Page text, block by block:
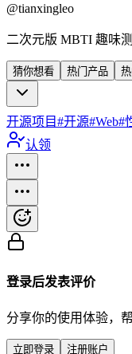
@tianxingleo
二次元版 MBTI 趣味
猜你想看 热门产品
开源项目#开源#Web#
认领
登录后发表评价
分享你的使用体验，
立即登录 注册账户